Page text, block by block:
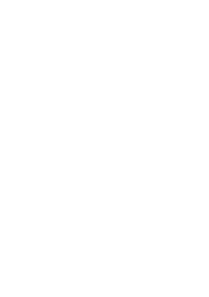
i kontakt med oss